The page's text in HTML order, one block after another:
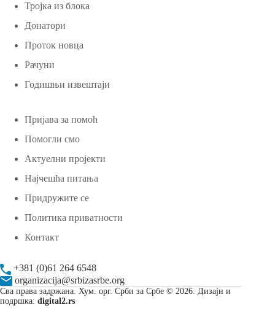
Тројка из блока
Донатори
Проток новца
Рачуни
Годишњи извештаји
Пријава за помоћ
Помогли смо
Актуелни пројекти
Најчешћа питања
Придружите се
Политика приватности
Контакт
+381 (0)61 264 6548
organizacija@srbizasrbe.org
Сва права задржана. Хум. орг. Срби за Србе © 2026. Дизајн и
подршка: digital2.rs